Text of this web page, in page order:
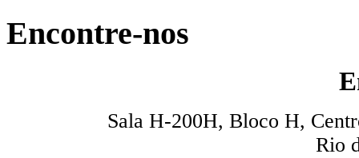
Encontre-nos
Sala H-200H, Bloco H,
Rio